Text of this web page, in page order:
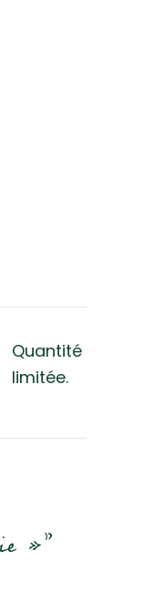
Quantité
limitée.
»”